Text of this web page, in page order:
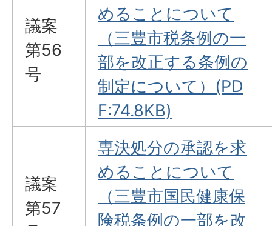
議案
第56
号
めることについて
（三豊市税条例の一
部を改正する条例の
制定について）(PD
F:74.8KB)
議案
第57
専決処分の承認を求
めることについて
（三豊市国民健康保
険税条例の一部を改